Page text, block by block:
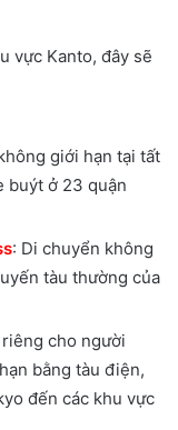
vực Kanto, đây sẽ
giới hạn tại tất
buýt ở 23 quận
: Di chuyển không
tàu thường của
cho người
bằng tàu điện,
đến các khu vực